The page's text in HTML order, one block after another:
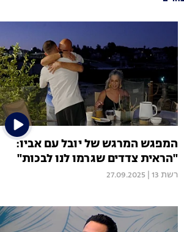
המפגש המרגש של יובל עם אביו:
"הראית צדדים שגרמו לנו לבכות"
רשת 13 27.09.2025